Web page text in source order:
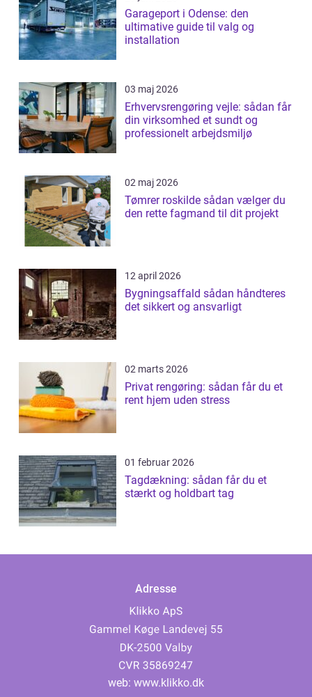
Garageport i Odense: den
ultimative guide til valg og
installation
03 maj 2026
Erhvervsrengøring vejle: sådan får
din virksomhed et sundt og
professionelt arbejdsmiljø
02 maj 2026
Tømrer roskilde sådan vælger du
den rette fagmand til dit projekt
12 april 2026
Bygningsaffald sådan håndteres
det sikkert og ansvarligt
02 marts 2026
Privat rengøring: sådan får du et
rent hjem uden stress
01 februar 2026
Tagdækning: sådan får du et
stærkt og holdbart tag
Adresse
web: www.klikko.dk